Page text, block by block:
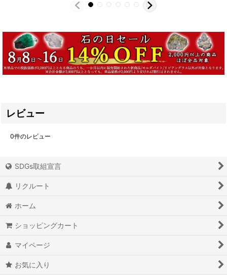
レビュー
0件のレビュー
SDGs取組宣言
リクルート
ホーム
ショッピングカート
マイページ
お気に入り